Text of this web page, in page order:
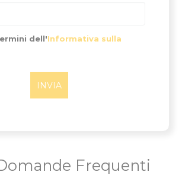
dell'Informativa sulla
INVIA
Frequenti